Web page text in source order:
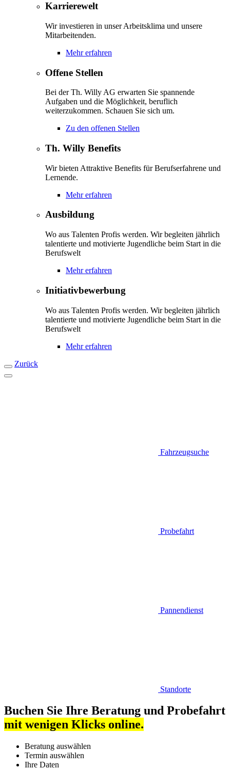
Karrierewelt
Wir investieren in unser Arbeitsklima und unsere
Mitarbeitenden.
Mehr erfahren
Offene Stellen
Bei der Th. Willy AG erwarten Sie spannende
Aufgaben und die Möglichkeit, beruflich
weiterzukommen. Schauen Sie sich um.
Zu den offenen Stellen
Th. Willy Benefits
Wir bieten Attraktive Benefits für Berufserfahrene und
Lernende.
Mehr erfahren
Ausbildung
Wo aus Talenten Profis werden. Wir begleiten jährlich
talentierte und motivierte Jugendliche beim Start in die
Berufswelt
Mehr erfahren
Initiativbewerbung
Wo aus Talenten Profis werden. Wir begleiten jährlich
talentierte und motivierte Jugendliche beim Start in die
Berufswelt
Mehr erfahren
Zurück
Fahrzeugsuche
Probefahrt
Pannendienst
Standorte
Buchen Sie Ihre Beratung und Probefahrt
mit wenigen Klicks online.
Beratung auswählen
Termin auswählen
Ihre Daten